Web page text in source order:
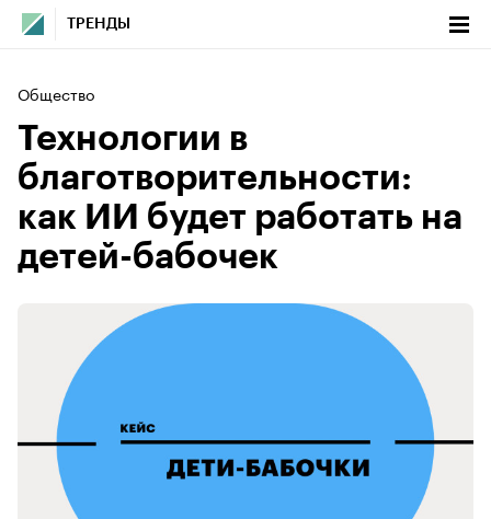
ТРЕНДЫ
Общество
Технологии в
благотворительности:
как ИИ будет работать на
детей-бабочек